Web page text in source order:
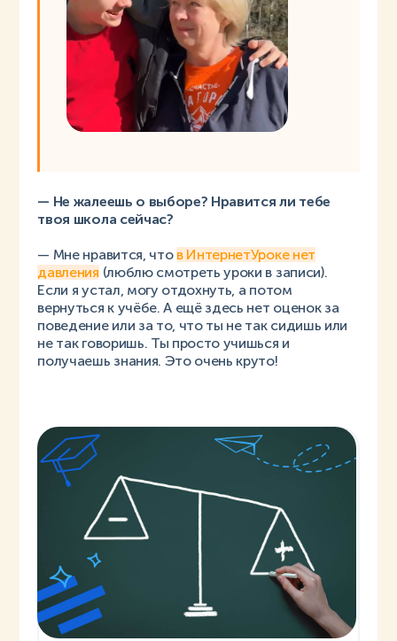
— Не жалеешь о выборе? Нравится ли тебе
твоя школа сейчас?
— Мне нравится, что в ИнтернетУроке нет
давления (люблю смотреть уроки в записи).
Если я устал, могу отдохнуть, а потом
вернуться к учёбе. А ещё здесь нет оценок за
поведение или за то, что ты не так сидишь или
не так говоришь. Ты просто учишься и
получаешь знания. Это очень круто!